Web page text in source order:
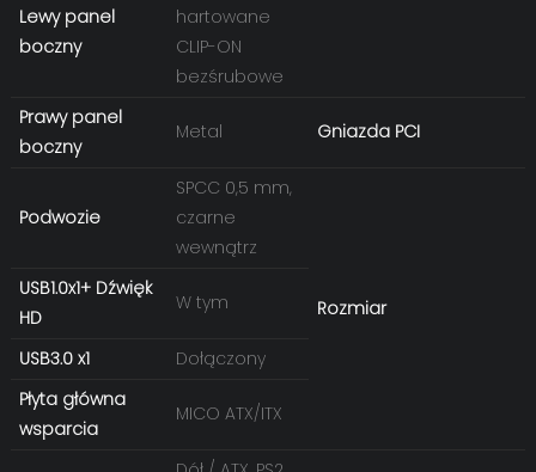
Lewy panel
boczny
hartowane
CLIP-ON
bezśrubowe
Prawy panel
boczny
Metal Gniazda PCI
Podwozie
SPCC 0,5 mm,
czarne
wewnątrz
Rozmiar
USB1.0x1+ Dźwięk
HD
W tym
USB3.0 x1
Dołączony
Płyta główna
wsparcia
MICO ATX/ITX